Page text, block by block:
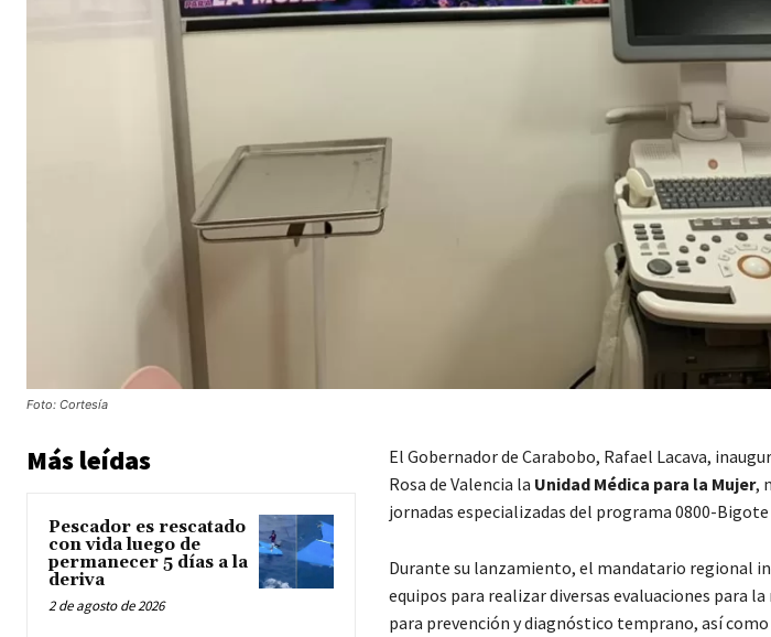
Foto: Cortesía
Más leídas
Pescador es rescatado
con vida luego de
permanecer 5 días a la
deriva
2 de agosto de 2026
El Gobernador de Carabobo, Rafael Lacava,
Rosa de Valencia la Unidad Médica para la Mujer,
jornadas especializadas del programa 0800-
Durante su lanzamiento, el mandatario regional
equipos para realizar diversas evaluaciones para
para prevención y diagnóstico temprano, así